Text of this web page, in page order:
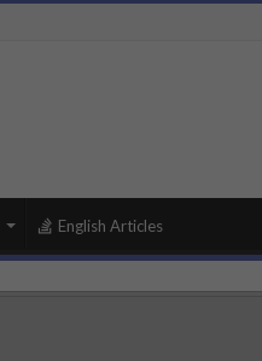
English Articles